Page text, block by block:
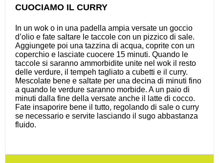
CUOCIAMO IL CURRY
In un wok o in una padella ampia versate un goccio
d’olio e fate saltare le taccole con un pizzico di sale.
Aggiungete poi una tazzina di acqua, coprite con un
coperchio e lasciate cuocere 15 minuti. Quando le
taccole si saranno ammorbidite unite nel wok il resto
delle verdure, il tempeh tagliato a cubetti e il curry.
Mescolate bene e saltate per una decina di minuti fino
a quando le verdure saranno morbide. A un paio di
minuti dalla fine della versate anche il latte di cocco.
Fate insaporire bene il tutto, regolando di sale o curry
se necessario e servite lasciando il sugo abbastanza
fluido.